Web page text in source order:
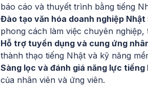
báo cáo và thuyết trình bằng tiếng
Đào tạo văn hóa doanh nghiệp Nhật
phong cách làm việc chuyên
Hỗ trợ tuyển dụng và cung ứng
thành thạo tiếng Nhật và kỹ năng
Sàng lọc và đánh giá năng lực tiếng
của nhân viên và ứng viên.